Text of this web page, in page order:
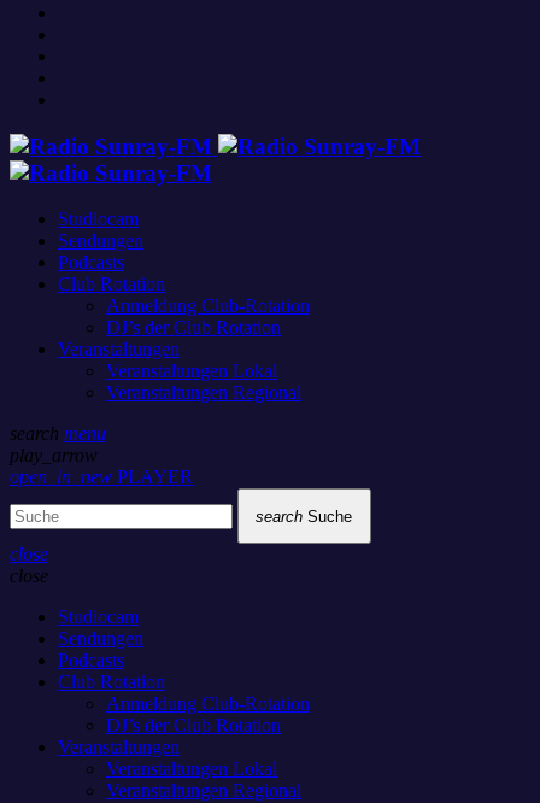
Studiocam
Sendungen
Podcasts
Club Rotation
Anmeldung Club-Rotation
DJ’s der Club Rotation
Veranstaltungen
Veranstaltungen Lokal
Veranstaltungen Regional
search menu
play_arrow
open_in_new PLAYER
search Suche
close
close
Studiocam
Sendungen
Podcasts
Club Rotation
Anmeldung Club-Rotation
DJ’s der Club Rotation
Veranstaltungen
Veranstaltungen Lokal
Veranstaltungen Regional